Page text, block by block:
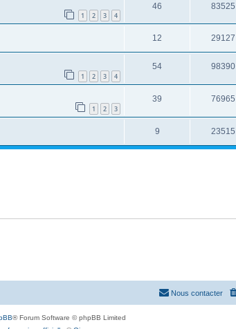
1 2 3 4
46 83525
12 29127
1 2 3 4
54 98390
1 2 3
39 76965
9 23515
Nous contacter
® Forum Software © phpBB Limited